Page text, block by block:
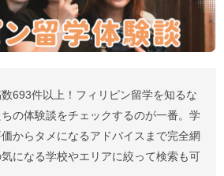
693件以上！フィリピン留学を知るな
の体験談をチェックするのが一番。学
からタメになるアドバイスまで完全網
になる学校やエリアに絞って検索も可